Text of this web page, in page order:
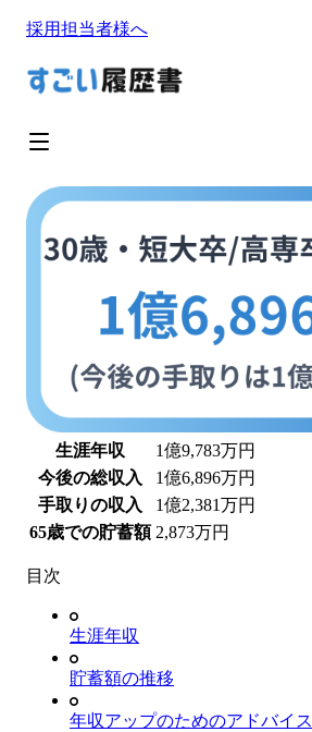
採用担当者様へ
生涯年収 1億9,783万円
今後の総収入
1億6,896万円
手取りの収入
1億2,381万円
65歳での貯蓄額 2,873万円
目次
生涯年収
貯蓄額の推移
年収アップのためのアドバイス